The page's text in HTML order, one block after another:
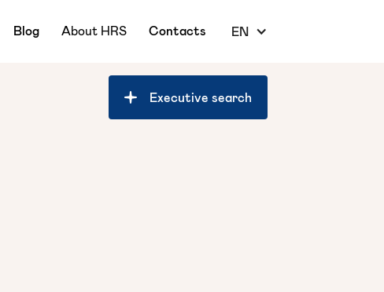
Blog About HRS Contacts EN
Executive search